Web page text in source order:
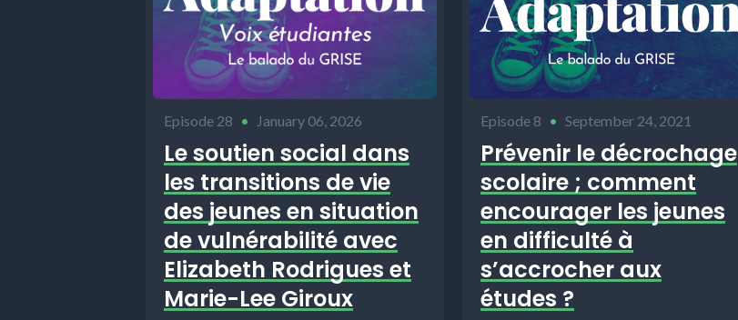
Episode 28 • January 06, 2026
Le soutien social dans
les transitions de vie
des jeunes en situation
de vulnérabilité avec
Elizabeth Rodrigues et
Marie-Lee Giroux
Episode 8 • September 24, 2021
Prévenir le décrochage
scolaire ; comment
encourager les jeunes
en difficulté à
s’accrocher aux
études ?